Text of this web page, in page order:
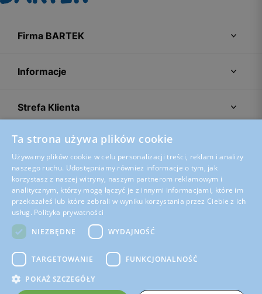
Firma BARTEK
Informacje
Strefa Klienta
Porady
Ta strona używa plików cookie
Używamy plików cookie w celu personalizacji treści, reklam i analizy
naszego ruchu. Udostępniamy również informacje o tym, jak
korzystasz z naszej witryny, naszym partnerom reklamowym i
analitycznym, którzy mogą łączyć je z innymi informacjami, które im
przekazałeś lub które zebrali w wyniku korzystania przez Ciebie z ich
usług. Polityka prywatności
NIEZBĘDNE
WYDAJNOŚĆ
TARGETOWANIE FUNKCJONALNOŚĆ
POKAŻ SZCZEGÓŁY